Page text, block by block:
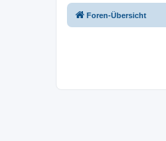
Foren-Übersicht